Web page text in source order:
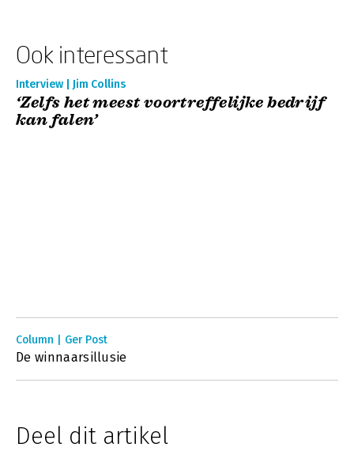
Ook interessant
Interview | Jim Collins
‘Zelfs het meest voortreffelijke bedrijf
kan falen’
Column | Ger Post
De winnaarsillusie
Deel dit artikel